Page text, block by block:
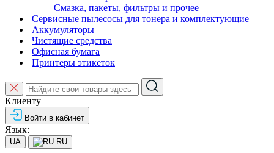
Смазка, пакеты, фильтры и прочее
Сервисные пылесосы для тонера и комплектующие
Аккумуляторы
Чистящие средства
Офисная бумага
Принтеры этикеток
Клиенту
Войти в кабинет
Язык:
UA RU